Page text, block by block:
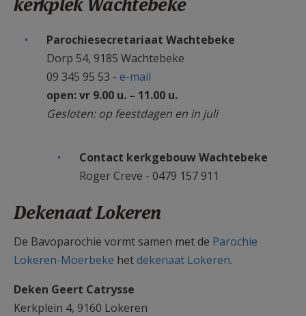
Parochiesecretariaat Wachtebeke
Dorp 54, 9185 Wachtebeke
09 345 95 53 - e-mail
open: vr 9.00 u. – 11.00 u.
Gesloten: op feestdagen en in juli
Contact kerkgebouw Wachtebeke
Roger Creve - 0479 157 911
Dekenaat Lokeren
De Bavoparochie vormt samen met de Parochie
Lokeren-Moerbeke hetdekenaat Lokeren.
Deken Geert Catrysse
​Kerkplein 4, 9160 Lokeren